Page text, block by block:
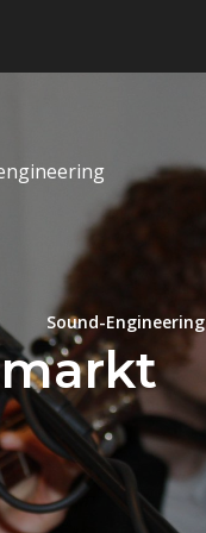
Sound-Engineering